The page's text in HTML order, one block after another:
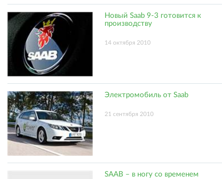
Новый Saab 9-3 готовится к
производству
14 октября 2010
Электромобиль от Saab
21 сентября 2010
SAAB – в ногу со временем